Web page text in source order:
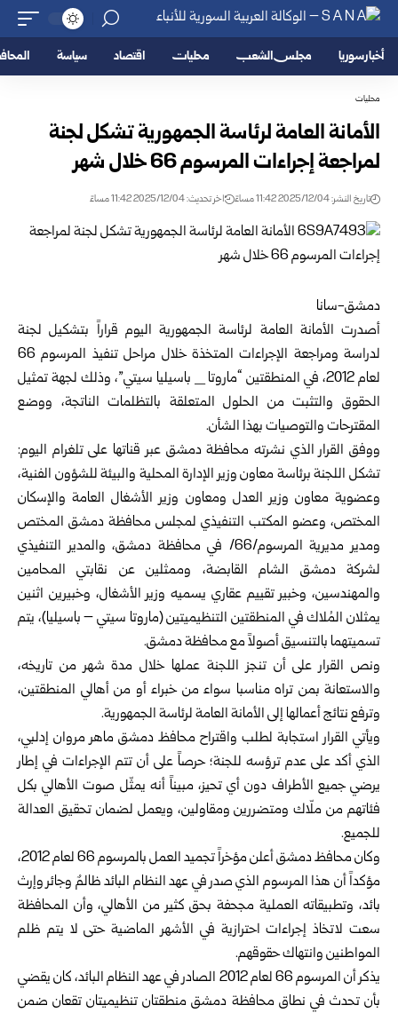
أخبار سوريا مجلس الشعب محليات اقتصاد سياسة
محليات
الأمانة العامة لرئاسة الجمهورية تشكل لجنة
لمراجعة إجراءات المرسوم 66 خلال شهر
تاريخ النشر: 2025/12/04 11:42 مساءً اخر تحديث: 2025/12/04 11:42 مساءً
دمشق-سانا
أصدرت الأمانة العامة لرئاسة الجمهورية اليوم قراراً بتشكيل لجنة
لدراسة ومراجعة الإجراءات المتخذة خلال مراحل تنفيذ المرسوم 66
لعام 2012، في المنطقتين “ماروتا _ باسيليا سيتي”، وذلك لجهة تمثيل
الحقوق والتثبت من الحلول المتعلقة بالتظلمات الناتجة، ووضع
المقترحات والتوصيات بهذا الشأن.
ووفق القرار الذي نشرته محافظة دمشقعبر قناتها على تلغرام اليوم:
تشكل اللجنة برئاسة معاون وزير الإدارة المحلية والبيئة للشؤون الفنية،
وعضوية معاون وزير العدل ومعاون وزير الأشغال العامة والإسكان
المختص، وعضو المكتب التنفيذي لمجلس محافظة دمشق المختص
ومدير مديرية المرسوم/66/ في محافظة دمشق، والمدير التنفيذي
لشركة دمشق الشام القابضة، وممثلين عن نقابتي المحامين
والمهندسين، وخبير تقييم عقاري يسميه وزير الأشغال، وخبيرين اثنين
يمثلان المُلاك في المنطقتين التنظيميتين (ماروتا سيتي – باسيليا)، يتم
تسميتهما بالتنسيق أصولاً مع محافظة دمشق.
ونص القرار على أن تنجز اللجنة عملها خلال مدة شهر من تاريخه،
والاستعانة بمن تراه مناسبا سواء من خبراء أو من أهالي المنطقتين،
وترفع نتائج أعمالها إلى الأمانة العامة لرئاسة الجمهورية.
ويأتي القرار استجابة لطلب واقتراح محافظ دمشق ماهر مروان إدلبي،
الذي أكد على عدم ترؤسه للجنة؛ حرصاً على أن تتم الإجراءات في إطار
يرضي جميع الأطراف دون أي تحيز، مبيناً أنه يمثّل صوت الأهالي بكل
فئاتهم من ملّاك ومتضررين ومقاولين، ويعمل لضمان تحقيق العدالة
للجميع.
وكان محافظ دمشق أعلن مؤخراً تجميد العمل بالمرسوم 66 لعام 2012،
مؤكداً أن هذا المرسوم الذي صدر في عهد النظام البائد ظالمٌ وجائر وإرث
بائد، وتطبيقاته العملية مجحفة بحق كثير من الأهالي، وأن المحافظة
سعت لاتخاذ إجراءات احترازية في الأشهر الماضية حتى لا يتم ظلم
المواطنين وانتهاك حقوقهم.
يذكر أن المرسوم 66 لعام 2012 الصادر في عهد النظام البائد، كان يقضي
بأن تحدث في نطاق محافظة دمشق منطقتان تنظيميتان تقعان ضمن